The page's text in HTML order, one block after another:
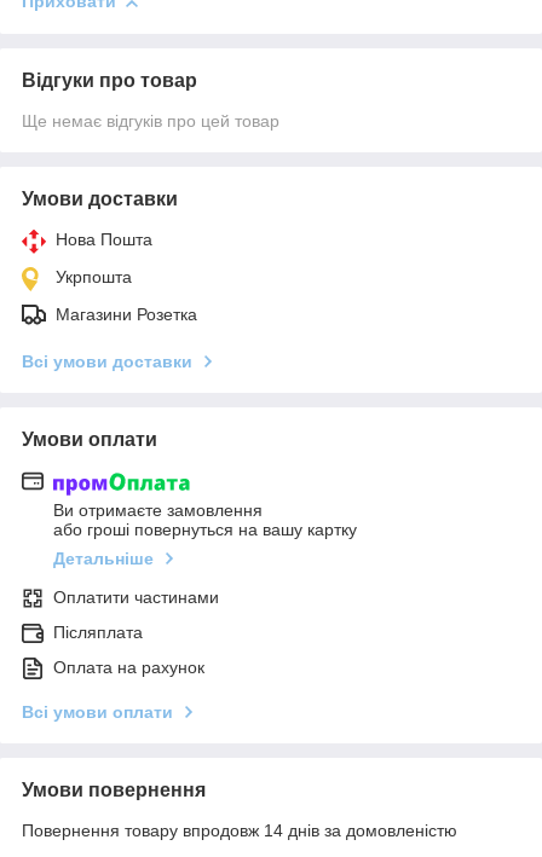
Відгуки про товар
Ще немає відгуків про цей товар
Умови доставки
Нова Пошта
Укрпошта
Магазини Розетка
Всі умови доставки
Умови оплати
Ви отримаєте замовлення
або гроші повернуться на вашу картку
Детальніше
Оплатити частинами
Післяплата
Оплата на рахунок
Всі умови оплати
Умови повернення
Повернення товару впродовж 14 днів за домовленістю